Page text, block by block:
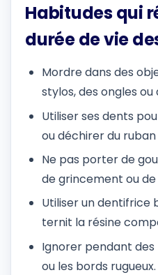
Habitudes qui
durée de vie
Mordre dans des
stylos, des ongles ou
Utiliser ses dents
ou déchirer du ruban
Ne pas porter de
de grincement ou
Utiliser un dentifrice
ternit la résine
Ignorer pendant
ou les bords rugueux.